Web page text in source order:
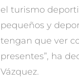
el turismo
pequeños y
tengan que ver
presentes”, ha
Vázquez.